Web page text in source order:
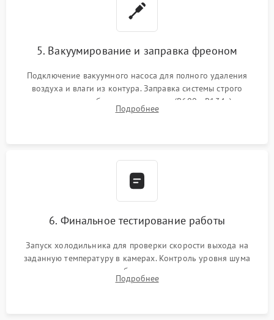
5. Вакуумирование и заправка фреоном
Подключение вакуумного насоса для полного удаления
воздуха и влаги из контура. Заправка системы строго
дозированным объемом хладагента (R600a, R134a) по
электронным весам. Контроль рабочего давления в системе.
Подробнее
6. Финальное тестирование работы
Запуск холодильника для проверки скорости выхода на
заданную температуру в камерах. Контроль уровня шума
компрессора, отсутствия обмерзания стенок и корректного
срабатывания системы автоматической оттайки.
Подробнее